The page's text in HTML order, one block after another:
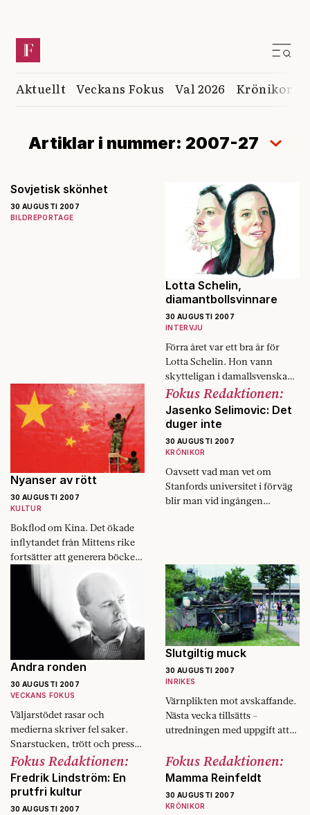
Aktuellt Veckans Fokus Val 2026 Krönikor
Artiklar i nummer: 2007-27
Sovjetisk skönhet
30 AUGUSTI 2007
BILDREPORTAGE
Lotta Schelin,
diamantbollsvinnare
30 AUGUSTI 2007
INTERVJU
Förra året var ett bra år för
Lotta Schelin. Hon vann
skytteligan i damallsvenskan,
utsågs till Årets spelare av
domarna, såg till att Sverige
tog…
Nyanser av rött
30 AUGUSTI 2007
KULTUR
Bokflod om Kina. Det ökade
inflytandet från Mittens rike
fortsätter att generera böcker.
Fokus dyker ner i tre av dessa.
Fokus Redaktionen:
Jasenko Selimovic: Det
duger inte
30 AUGUSTI 2007
KRÖNIKOR
Oavsett vad man vet om
Stanfords universitet i förväg
blir man vid ingången
Andra ronden
30 AUGUSTI 2007
VECKANS FOKUS
Väljarstödet rasar och
medierna skriver fel saker.
Snarstucken, trött och pressad
regerar Fredrik Reinfeldt. Själv
hävdar han att allt ingår i
strategin för att vinna valet
2010.
Slutgiltig muck
30 AUGUSTI 2007
INRIKES
Värnplikten mot avskaffande.
Nästa vecka tillsätts ­
utredningen med uppgift att
Fokus Redaktionen:
Fredrik Lindström: En
prutfri kultur
30 AUGUSTI 2007
Fokus Redaktionen:
Mamma Reinfeldt
30 AUGUSTI 2007
KRÖNIKOR